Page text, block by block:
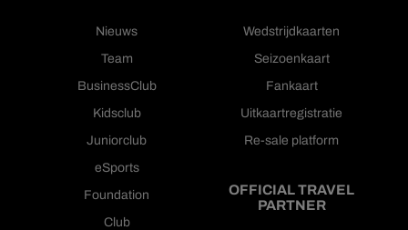
Nieuws
Team
BusinessClub
Kidsclub
Juniorclub
eSports
Foundation
Club
Wedstrijdkaarten
Seizoenkaart
Fankaart
Uitkaartregistratie
Re-sale platform
OFFICIAL TRAVEL
PARTNER